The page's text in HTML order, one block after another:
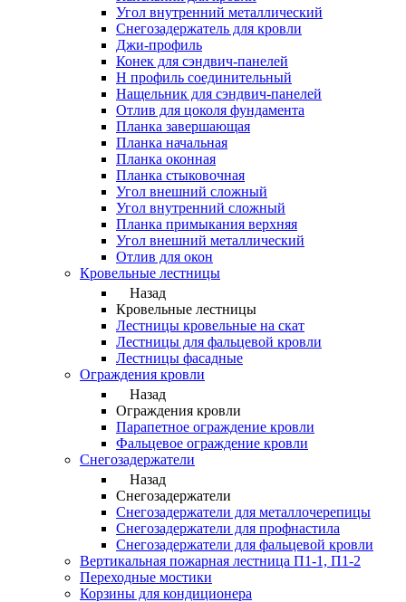
Угол внутренний металлический
Снегозадержатель для кровли
Джи-профиль
Конек для сэндвич-панелей
Н профиль соединительный
Нащельник для сэндвич-панелей
Отлив для цоколя фундамента
Планка завершающая
Планка начальная
Планка оконная
Планка стыковочная
Угол внешний сложный
Угол внутренний сложный
Планка примыкания верхняя
Угол внешний металлический
Отлив для окон
Кровельные лестницы
Назад
Кровельные лестницы
Лестницы кровельные на скат
Лестницы для фальцевой кровли
Лестницы фасадные
Ограждения кровли
Назад
Ограждения кровли
Парапетное ограждение кровли
Фальцевое ограждение кровли
Снегозадержатели
Назад
Снегозадержатели
Снегозадержатели для металлочерепицы
Снегозадержатели для профнастила
Снегозадержатели для фальцевой кровли
Вертикальная пожарная лестница П1-1, П1-2
Переходные мостики
Корзины для кондиционера